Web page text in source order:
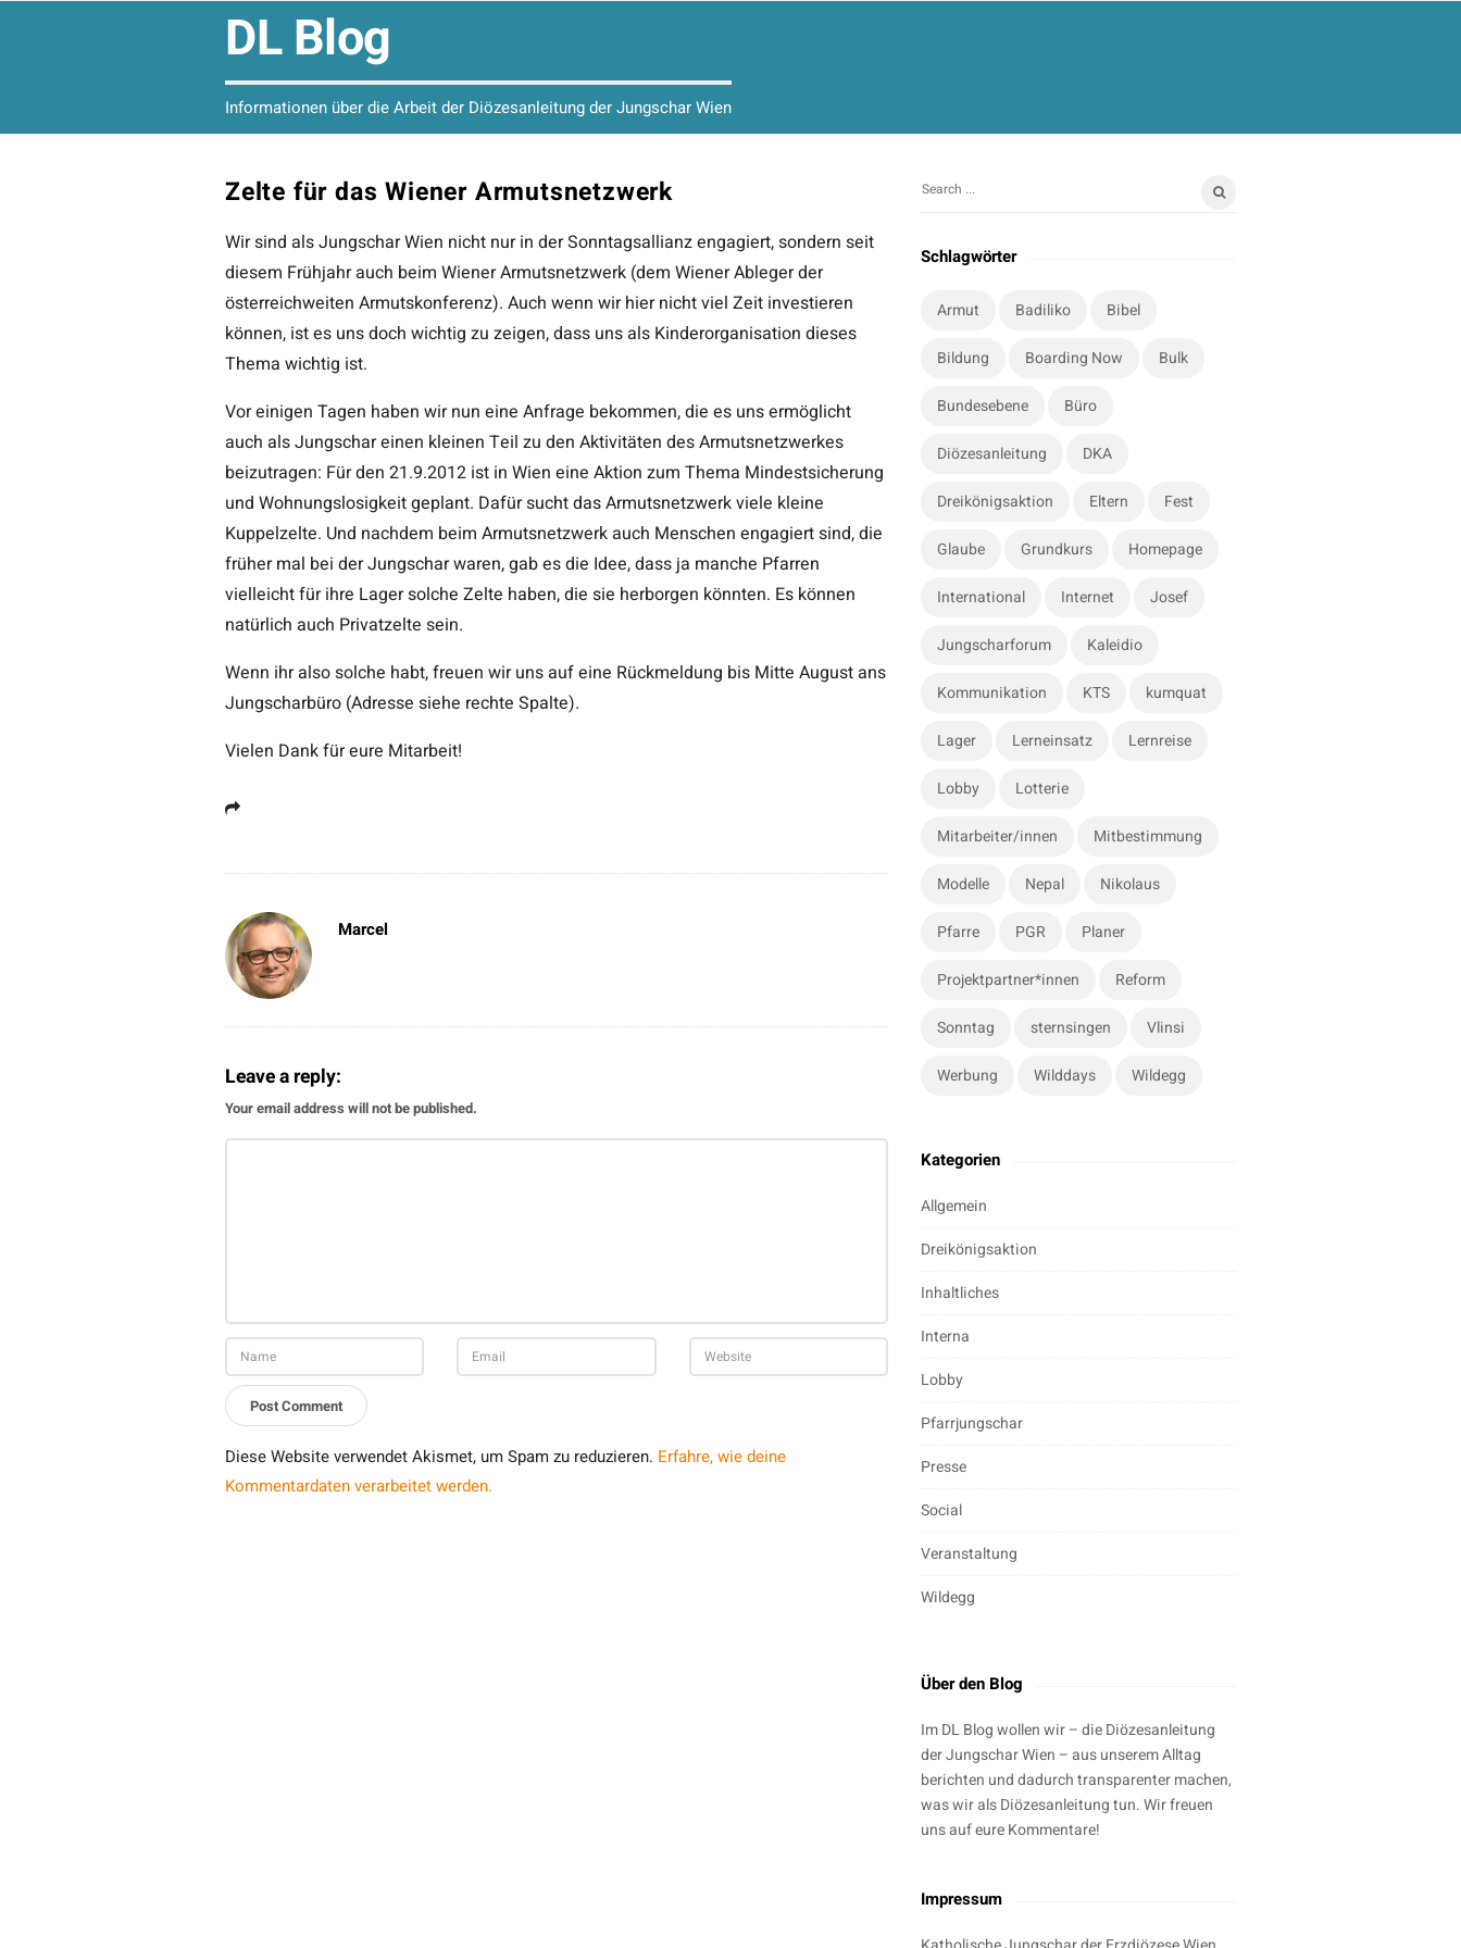
DL Blog
Informationen über die Arbeit der Diözesanleitung der Jungschar Wien
Zelte für das Wiener Armutsnetzwerk
Wir sind als Jungschar Wien nicht nur in der Sonntagsallianz engagiert, sondern seit
diesem Frühjahr auch beim Wiener Armutsnetzwerk (dem Wiener Ableger der
österreichweiten Armutskonferenz). Auch wenn wir hier nicht viel Zeit investieren
können, ist es uns doch wichtig zu zeigen, dass uns als Kinderorganisation dieses
Thema wichtig ist.
Vor einigen Tagen haben wir nun eine Anfrage bekommen, die es uns ermöglicht
auch als Jungschar einen kleinen Teil zu den Aktivitäten des Armutsnetzwerkes
beizutragen: Für den 21.9.2012 ist in Wien eine Aktion zum Thema Mindestsicherung
und Wohnungslosigkeit geplant. Dafür sucht das Armutsnetzwerk viele kleine
Kuppelzelte. Und nachdem beim Armutsnetzwerk auch Menschen engagiert sind, die
früher mal bei der Jungschar waren, gab es die Idee, dass ja manche Pfarren
vielleicht für ihre Lager solche Zelte haben, die sie herborgen könnten. Es können
natürlich auch Privatzelte sein.
Wenn ihr also solche habt, freuen wir uns auf eine Rückmeldung bis Mitte August ans
Jungscharbüro (Adresse siehe rechte Spalte).
Vielen Dank für eure Mitarbeit!
Marcel
Leave a reply:
Your email address will not be published.
Diese Website verwendet Akismet, um Spam zu reduzieren. Erfahre, wie deine
Kommentardaten verarbeitet werden.
S
t
S
a
Schlagwörter
Armut Badiliko Bibel
Bildung Boarding Now Bulk
Bundesebene Büro
Diözesanleitung DKA
Dreikönigsaktion Eltern Fest
Glaube Grundkurs Homepage
International Internet Josef
Jungscharforum Kaleidio
Kommunikation KTS kumquat
Lager Lerneinsatz Lernreise
Lobby Lotterie
Mitarbeiter/innen Mitbestimmung
Modelle Nepal Nikolaus
Pfarre PGR Planer
Projektpartner*innen Reform
Sonntag sternsingen Vlinsi
Werbung Wilddays Wildegg
Kategorien
Allgemein
Dreikönigsaktion
Inhaltliches
Interna
Lobby
Pfarrjungschar
Presse
Social
Veranstaltung
Wildegg
Über den Blog
Im DL Blog wollen wir – die Diözesanleitung
der Jungschar Wien – aus unserem Alltag
berichten und dadurch transparenter machen,
was wir als Diözesanleitung tun. Wir freuen
uns auf eure Kommentare!
Impressum